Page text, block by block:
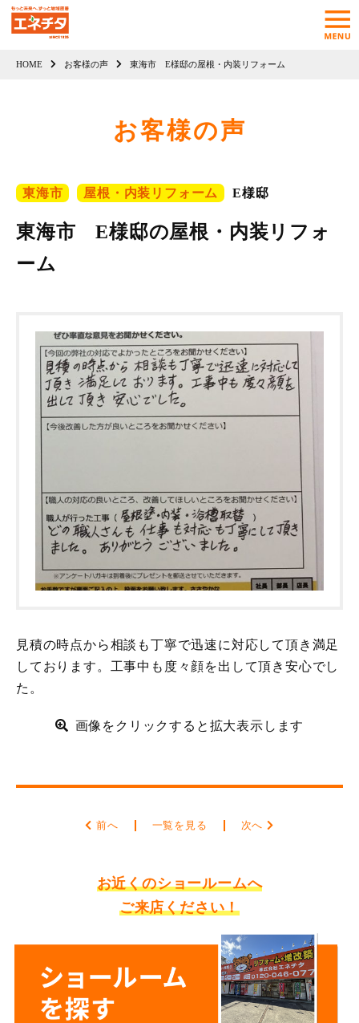
HOME お客様の声 東海市 E様邸の屋根・内装リフォーム
お客様の声
東海市 屋根・内装リフォーム E様邸
東海市 E様邸の屋根・内装リフォ
ーム
見積の時点から相談も丁寧で迅速に対応して頂き満足
しております。工事中も度々顔を出して頂き安心でし
た。
画像をクリックすると拡大表示します
前へ 一覧を見る 次へ
お近くのショールームへ
ご来店ください！